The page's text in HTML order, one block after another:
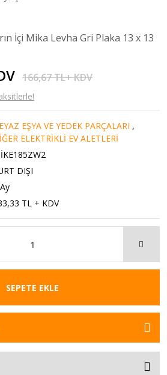
İçi Mika Levha Gri Plaka 13 x 13
166,67 TL+ KDV
EŞYA VE YEDEK PARÇALARI ,
ELEKTRİKLİ EV ALETLERİ
DIŞI
TL + KDV
SEPETE EKLE